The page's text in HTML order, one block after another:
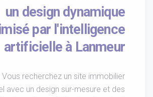
un design dynamique
par l'intelligence
artificielle à Lanmeur
Vous recherchez un site immobilier
avec un design sur-mesure et des